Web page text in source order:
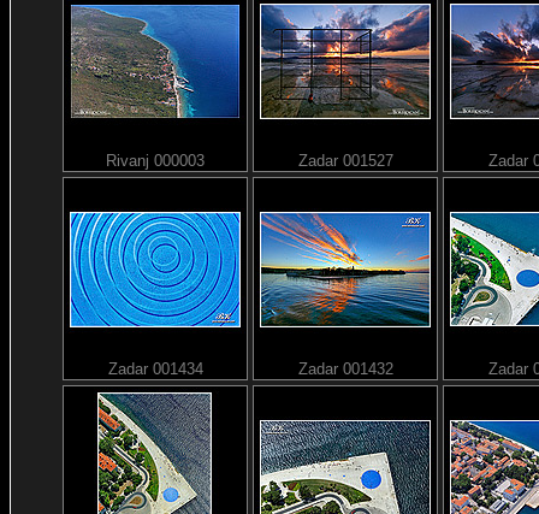
Rivanj 000003 Zadar 001527 Zadar
Zadar 001434 Zadar 001432 Zadar